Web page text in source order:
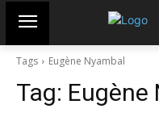
Tags Eugène Nyambal
Tag: Eugène